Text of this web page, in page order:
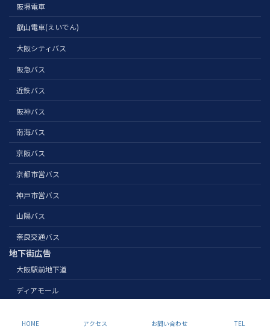
阪堺電車
叡山電車(えいでん)
大阪シティバス
阪急バス
近鉄バス
阪神バス
南海バス
京阪バス
京都市営バス
神戸市営バス
山陽バス
奈良交通バス
地下街広告
大阪駅前地下道
ディアモール
Copyright Nihonsenkousha. All Rights Reserved.
HOME アクセス お問い合わせ TEL